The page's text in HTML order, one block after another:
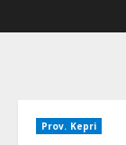
Prov. Kepri